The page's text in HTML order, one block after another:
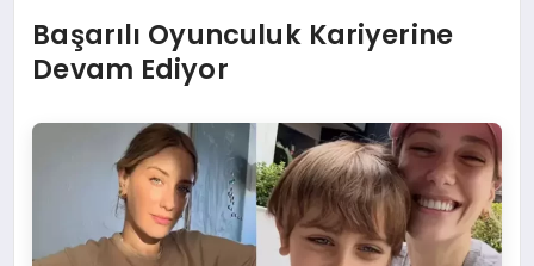
Başarılı Oyunculuk Kariyerine
Devam Ediyor